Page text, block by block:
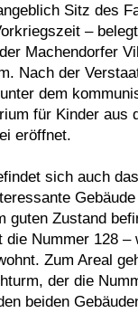
Sitz des
–
Machendorfer
Nach der
dem
für Kinder aus
eröffnet.
sich auch
guten Zustand
die Nummer 128 –
Zum Areal
der die
beiden